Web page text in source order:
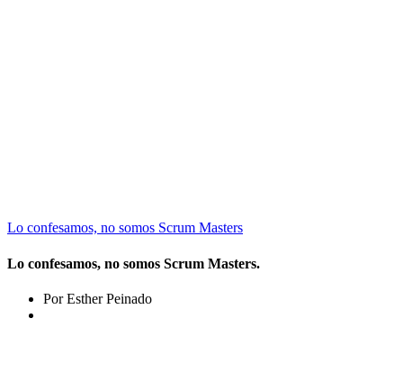
Lo confesamos, no somos Scrum Masters
Lo confesamos, no somos Scrum Masters.
Por Esther Peinado